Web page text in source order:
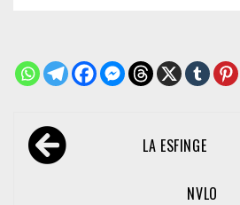
Navegación
de LA ESFINGE
NVLO